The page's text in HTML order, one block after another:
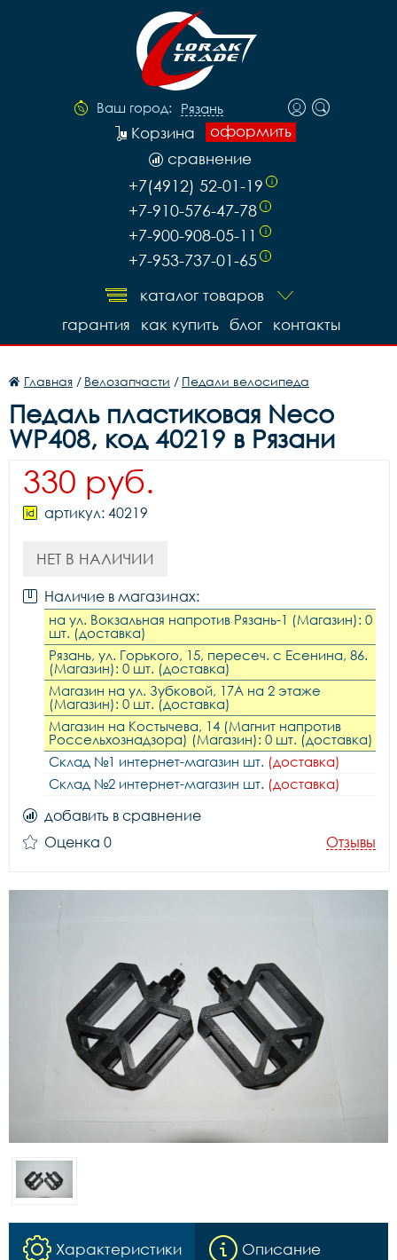
Ваш город: Рязань
оформить
Корзина
сравнение
+7(4912) 52-01-19 i
+7-910-576-47-78 i
+7-900-908-05-11 i
+7-953-737-01-65 i
каталог товаров
контакты
блог
как купить
гарантия
Главная / Велозапчасти / Педали велосипеда
Педаль пластиковая Neco
WP408, код 40219 в Рязани
330 руб.
артикул: 40219
НЕТ В НАЛИЧИИ
Наличие в магазинах:
на ул. Вокзальная напротив Рязань-1 (Магазин): 0
шт. (доставка)
Рязань, ул. Горького, 15, пересеч. с Есенина, 86.
(Магазин): 0 шт. (доставка)
Магазин на ул. Зубковой, 17А на 2 этаже
(Магазин): 0 шт. (доставка)
Магазин на Костычева, 14 (Магнит напротив
Россельхознадзора) (Магазин): 0 шт. (доставка)
Склад №1 интернет-магазин шт. (доставка)
Склад №2 интернет-магазин шт. (доставка)
добавить в сравнение
Оценка 0
Отзывы
Характеристики Описание